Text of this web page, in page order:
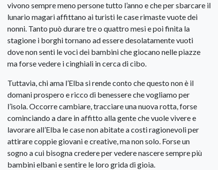
vivono sempre meno persone tutto l’anno e che per sbarcare il
lunario magari affittano ai turisti le case rimaste vuote dei
nonni. Tanto può durare tre o quattro mesi e poi finita la
stagione i borghi tornano ad essere desolatamente vuoti
dove non senti le voci dei bambini che giocano nelle piazze
ma forse vedere i cinghiali in cerca di cibo.
Tuttavia, chi ama l’Elba si rende conto che questo non è il
domani prospero e ricco di benessere che vogliamo per
l’isola. Occorre cambiare, tracciare una nuova rotta, forse
cominciando a dare in affitto alla gente che vuole vivere e
lavorare all’Elba le case non abitate a costi ragionevoli per
attirare coppie giovani e creative, ma non solo. Forse un
sogno a cui bisogna credere per vedere nascere sempre più
bambini elbani e sentire le loro grida di gioia.